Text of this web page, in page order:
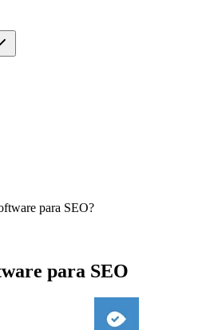
para SEO?
para SEO